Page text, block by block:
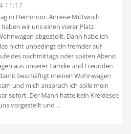
11:17
in Hemmoor. Anreise Mittwoch
wir uns einen vierer Platz
abgestellt. Dann habe ich
nicht unbedingt ein fremder auf
des nachmittags oder späten Abend
aus unserer Familie und Freunden
beschäftigt meinen Wohnwagen
und mich ansprach ich solle mein
sofort. Der Mann hatte kein Kreidesee
vorgestellt und ...